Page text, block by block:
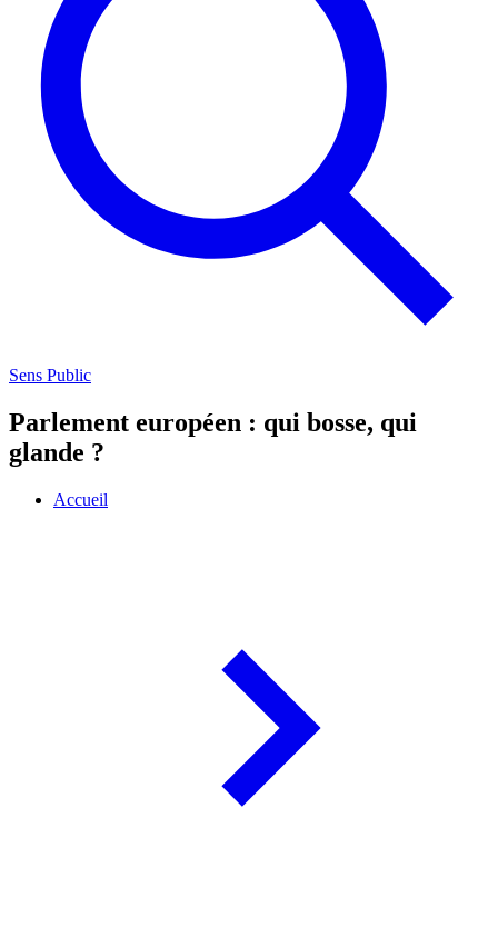
Sens Public
Parlement européen : qui bosse, qui
glande ?
Accueil